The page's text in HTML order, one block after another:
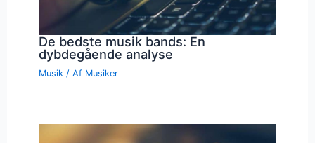
De bedste musik bands: En
dybdegående analyse
Musik / Af Musiker